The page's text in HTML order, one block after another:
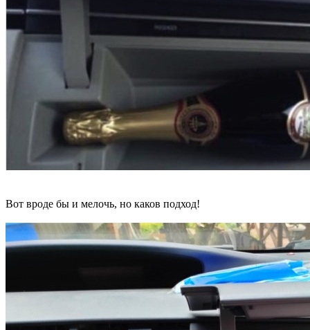
Вот вроде бы и мелочь, но каков подход!